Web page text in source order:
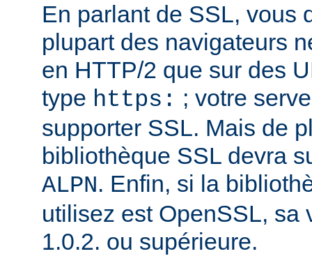
En parlant de SSL, vous
plupart des navigateurs
en HTTP/2 que sur des
type https: ; votre
supporter SSL. Mais de
bibliothèque SSL devra
ALPN. Enfin, si la
utilisez est OpenSSL, sa
1.0.2. ou supérieure.